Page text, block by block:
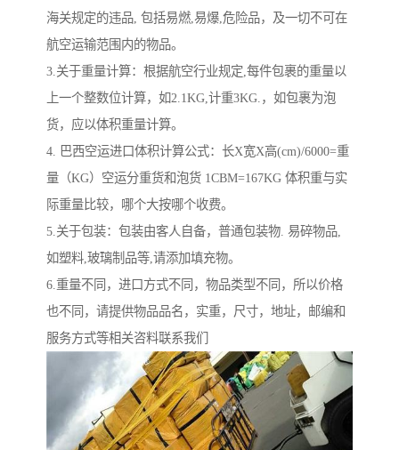
海关规定的违品, 包括易燃,易爆,危险品，及一切不可在
航空运输范围内的物品。
3.关于重量计算：根据航空行业规定,每件包裹的重量以
上一个整数位计算，如2.1KG,计重3KG.，如包裹为泡
货，应以体积重量计算。
4. 巴西空运进口体积计算公式：长X宽X高(cm)/6000=重
量（KG）空运分重货和泡货 1CBM=167KG 体积重与实
际重量比较，哪个大按哪个收费。
5.关于包装：包装由客人自备，普通包装物. 易碎物品,
如塑料,玻璃制品等,请添加填充物。
6.重量不同，进口方式不同，物品类型不同，所以价格
也不同，请提供物品品名，实重，尺寸，地址，邮编和
服务方式等相关咨料联系我们